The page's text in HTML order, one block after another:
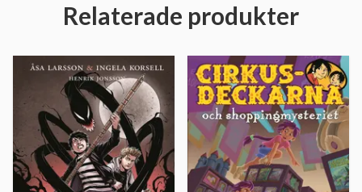
Relaterade produkter